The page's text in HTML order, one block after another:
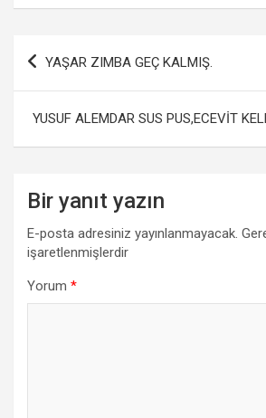
ce
b
o
o
k
tt
er
at
s
A
p
p
ail ar
e
Yazı
gezinmesi
YAŞAR ZIMBA GEÇ KALMIŞ.
YUSUF ALEMDAR SUS PUS,ECEVİT
Bir yanıt yazın
E-posta adresiniz yayınlanmayacak.
işaretlenmişlerdir
Yorum *